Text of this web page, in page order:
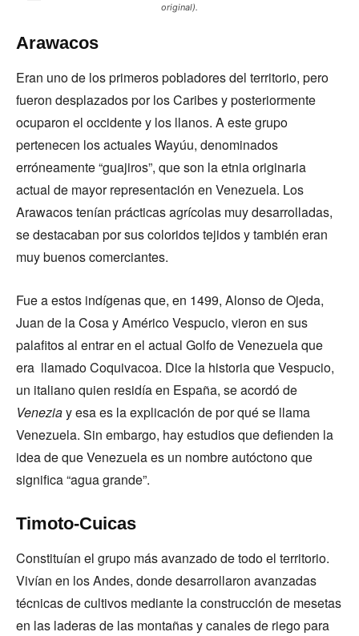
original).
Arawacos
Eran uno de los primeros pobladores del territorio, pero
fueron desplazados por los Caribes y posteriormente
ocuparon el occidente y los llanos. A este grupo
pertenecen los actuales Wayúu, denominados
erróneamente “guajiros”, que son la etnia originaria
actual de mayor representación en Venezuela. Los
Arawacos tenían prácticas agrícolas muy desarrolladas,
se destacaban por sus coloridos tejidos y también eran
muy buenos comerciantes.
Fue a estos indígenas que, en 1499, Alonso de Ojeda,
Juan de la Cosa y Américo Vespucio, vieron en sus
palafitos al entrar en el actual Golfo de Venezuela que
era llamado Coquivacoa. Dice la historia que Vespucio,
un italiano quien residía en España, se acordó de
Veneziay esa es la explicación de por qué se llama
Venezuela. Sin embargo, hay estudios que defienden la
idea de que Venezuela es un nombre autóctono que
significa “agua grande”.
Timoto-Cuicas
Constituían el grupo más avanzado de todo el territorio.
Vivían en los Andes, donde desarrollaron avanzadas
técnicas de cultivos mediante la construcción de mesetas
en las laderas de las montañas y canales de riego para